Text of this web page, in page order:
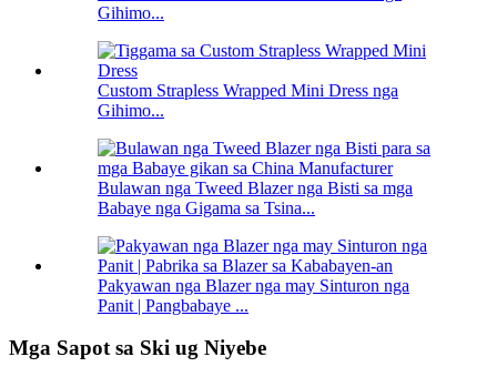
Gihimo...
Custom Strapless Wrapped Mini Dress nga
Gihimo...
Bulawan nga Tweed Blazer nga Bisti sa mga
Babaye nga Gigama sa Tsina...
Pakyawan nga Blazer nga may Sinturon nga
Panit | Pangbabaye ...
Mga Sapot sa Ski ug Niyebe